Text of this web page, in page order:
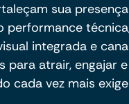
sua
performance
integrada e
para atrair, engajar
cada vez mais